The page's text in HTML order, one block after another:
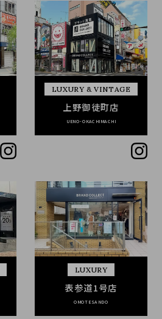
LUXURY & VINTAGE
上野御徒町店
UENO-OKACHIMACHI
LUXURY
表参道1号店
OMOTESANDO